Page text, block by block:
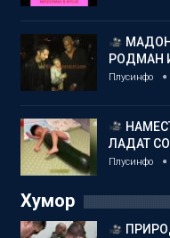
РОДМАН
Плусинфо
ЛАДАТ
Плусинфо
Хумор